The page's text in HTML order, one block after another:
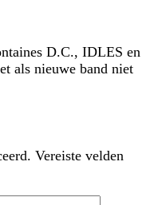
D.C., IDLES en
als nieuwe band niet
Vereiste velden